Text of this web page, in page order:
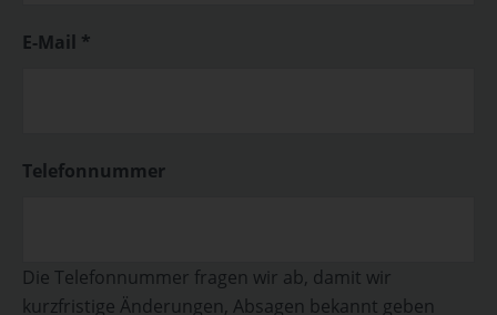
E-Mail *
Telefonnummer
Die Telefonnummer fragen wir ab, damit wir
kurzfristige Änderungen, Absagen bekannt geben